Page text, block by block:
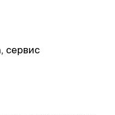
сервис